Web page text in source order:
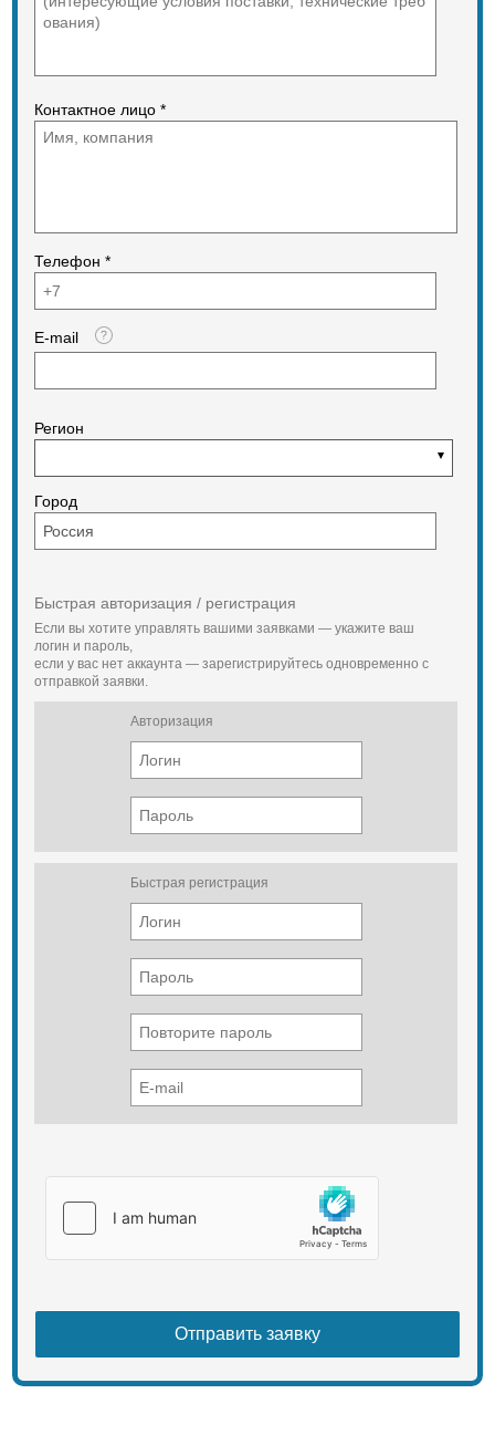
Контактное лицо *
Телефон *
E-mail
Регион
Город
Быстрая авторизация / регистрация
Если вы хотите управлять вашими заявками — укажите ваш
логин и пароль,
если у вас нет аккаунта — зарегистрируйтесь одновременно с
отправкой заявки.
Авторизация
Быстрая регистрация